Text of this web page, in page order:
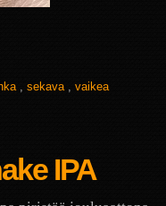
, sekava , vaikea
IPA